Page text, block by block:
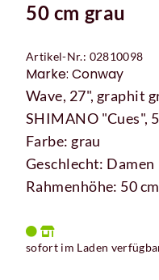
50 cm grau
Artikel-Nr.: 02810098
Marke: Conway
Wave, 27", graphit
SHIMANO "Cues",
Farbe: grau
Geschlecht: Damen
Rahmenhöhe: 50 cm
sofort im Laden